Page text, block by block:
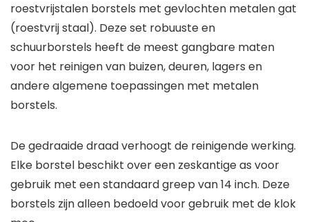
roestvrijstalen borstels met gevlochten metalen gat
(roestvrij staal). Deze set robuuste en
schuurborstels heeft de meest gangbare maten
voor het reinigen van buizen, deuren, lagers en
andere algemene toepassingen met metalen
borstels.
De gedraaide draad verhoogt de reinigende werking.
Elke borstel beschikt over een zeskantige as voor
gebruik met een standaard greep van 14 inch. Deze
borstels zijn alleen bedoeld voor gebruik met de klok